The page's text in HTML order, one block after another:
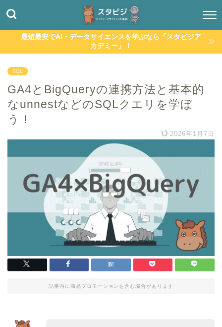
最短最安でAI・データサイエンスを学ぶなら「スタビジア
カデミー」！
SQL
GA4とBigQueryの連携方法と基本的
なunnestなどのSQLクエリを学ぼ
う！
2026年1月7日
記事内に商品プロモーションを含む場合があります